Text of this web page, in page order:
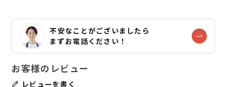
不安なことがございましたら
まずお電話ください！
レビューを書く